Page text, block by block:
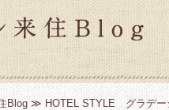
Blog ≫ HOTEL STYLE グラデー